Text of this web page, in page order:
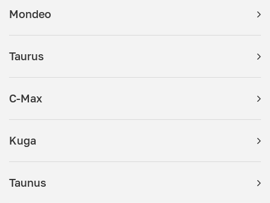
Mondeo
Taurus
C-Max
Kuga
Taunus